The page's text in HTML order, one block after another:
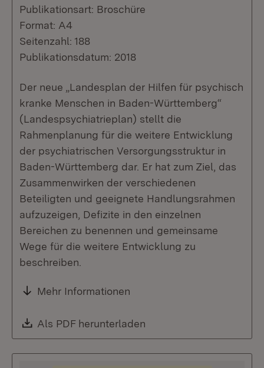
Publikationsart: Broschüre
Format: A4
Seitenzahl: 188
Publikationsdatum: 2018
Der neue „Landesplan der Hilfen für psychisch
kranke Menschen in Baden-Württemberg“
(Landespsychiatrieplan) stellt die
Rahmenplanung für die weitere Entwicklung
der psychiatrischen Versorgungsstruktur in
Baden-Württemberg dar. Er hat zum Ziel, das
Zusammenwirken der verschiedenen
Beteiligten und geeignete Handlungsrahmen
aufzuzeigen, Defizite in den einzelnen
Bereichen zu benennen und gemeinsame
Wege für die weitere Entwicklung zu
beschreiben.
Mehr Informationen
Download:
Als PDF herunterladen